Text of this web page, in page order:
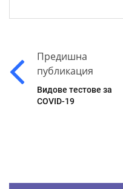
Предишна
публикация
Видове тестове за
COVID-19